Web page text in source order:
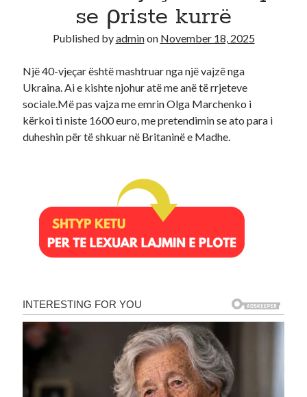
Recent Comments
se ρriste kurrë
Published byadminon November 18, 2025
Një 40-vjeçar është mashtruar nga një vajzë nga
Ukraina. Ai e kishte njohur atë me anë të rrjeteve
sociale.Më pas vajza me emrin Olga Marchenko i
kërkoi ti niste 1600 euro, me pretendimin se ato para i
duheshin për të shkuar në Britaninë e Madhe.